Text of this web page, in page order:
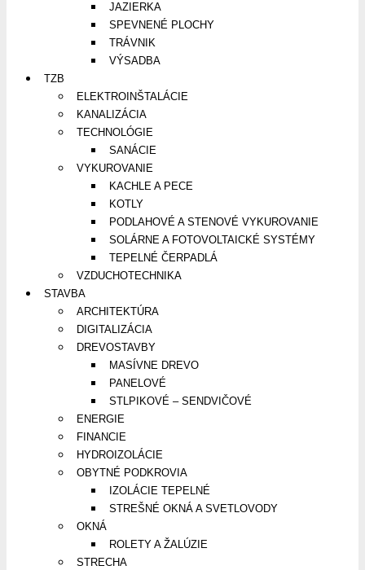
JAZIERKA
SPEVNENÉ PLOCHY
TRÁVNIK
VÝSADBA
TZB
ELEKTROINŠTALÁCIE
KANALIZÁCIA
TECHNOLÓGIE
SANÁCIE
VYKUROVANIE
KACHLE A PECE
KOTLY
PODLAHOVÉ A STENOVÉ VYKUROVANIE
SOLÁRNE A FOTOVOLTAICKÉ SYSTÉMY
TEPELNÉ ČERPADLÁ
VZDUCHOTECHNIKA
STAVBA
ARCHITEKTÚRA
DIGITALIZÁCIA
DREVOSTAVBY
MASÍVNE DREVO
PANELOVÉ
STLPIKOVÉ – SENDVIČOVÉ
ENERGIE
FINANCIE
HYDROIZOLÁCIE
OBYTNÉ PODKROVIA
IZOLÁCIE TEPELNÉ
STREŠNÉ OKNÁ A SVETLOVODY
OKNÁ
ROLETY A ŽALÚZIE
STRECHA